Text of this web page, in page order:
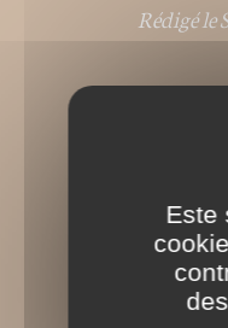
Rédigé le
Este